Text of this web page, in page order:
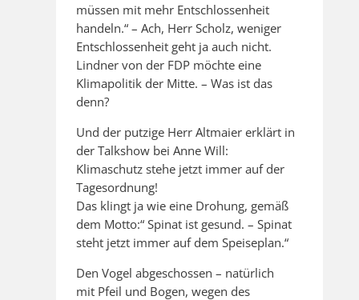
müssen mit mehr Entschlossenheit
handeln.“ – Ach, Herr Scholz, weniger
Entschlossenheit geht ja auch nicht.
Lindner von der FDP möchte eine
Klimapolitik der Mitte. – Was ist das
denn?
Und der putzige Herr Altmaier erklärt in
der Talkshow bei Anne Will:
Klimaschutz stehe jetzt immer auf der
Tagesordnung!
Das klingt ja wie eine Drohung, gemäß
dem Motto:“ Spinat ist gesund. – Spinat
steht jetzt immer auf dem Speiseplan.“
Den Vogel abgeschossen – natürlich
mit Pfeil und Bogen, wegen des